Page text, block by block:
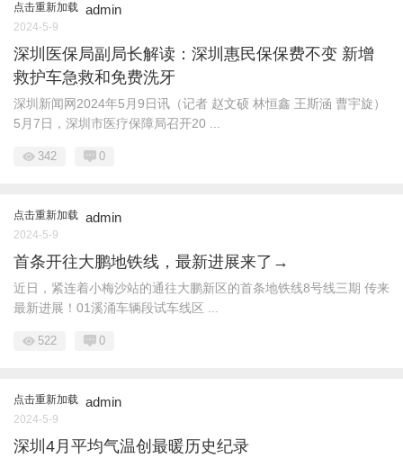
点击重新加载 admin
2024-5-9
深圳医保局副局长解读：深圳惠民保保费不变 新增
救护车急救和免费洗牙
深圳新闻网2024年5月9日讯（记者 赵文硕 林恒鑫 王斯涵 曹宇旋）
5月7日，深圳市医疗保障局召开20 ...
342 0
点击重新加载 admin
2024-5-9
首条开往大鹏地铁线，最新进展来了→
近日，紧连着小梅沙站的通往大鹏新区的首条地铁线8号线三期 传来
最新进展！01溪涌车辆段试车线区 ...
522 0
点击重新加载 admin
2024-5-9
深圳4月平均气温创最暖历史纪录